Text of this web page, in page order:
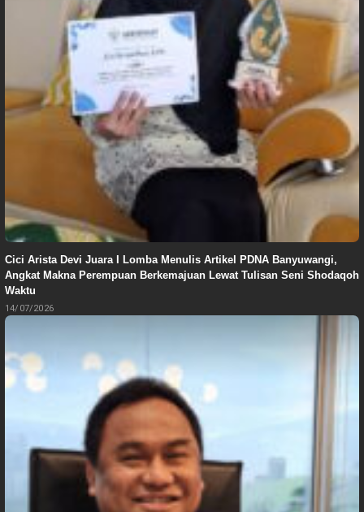
Cici Arista Devi Juara I Lomba Menulis Artikel PDNA Banyuwangi,
Angkat Makna Perempuan Berkemajuan Lewat Tulisan Seni Shodaqoh
Waktu
14/07/2026